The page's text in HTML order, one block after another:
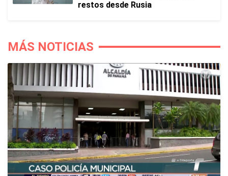
restos desde Rusia
MÁS NOTICIAS